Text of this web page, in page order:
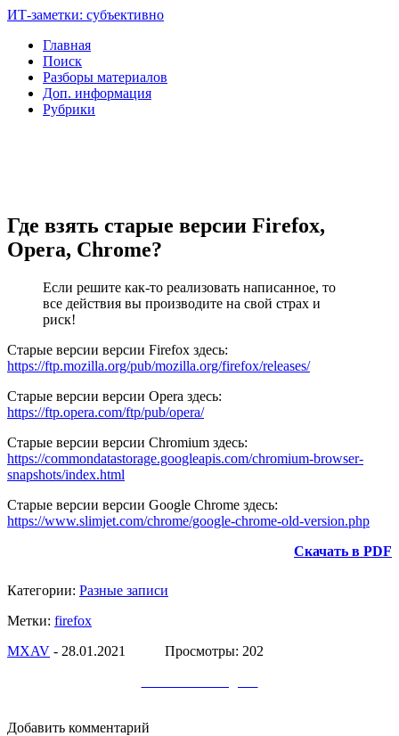
ИТ-заметки: субъективно
Главная
Поиск
Разборы материалов
Доп. информация
Рубрики
Где взять старые версии Firefox,
Opera, Chrome?
Если решите как-то реализовать написанное, то
все действия вы производите на свой страх и
риск!
Старые версии версии Firefox здесь:
https://ftp.mozilla.org/pub/mozilla.org/firefox/releases/
Старые версии версии Opera здесь:
https://ftp.opera.com/ftp/pub/opera/
Старые версии версии Chromium здесь:
https://commondatastorage.googleapis.com/chromium-browser-
snapshots/index.html
Старые версии версии Google Chrome здесь:
https://www.slimjet.com/chrome/google-chrome-old-version.php
Скачать в PDF
Категории: Разные записи
Метки: firefox
МXAV - 28.01.2021 Просмотры: 202
Добавить комментарий